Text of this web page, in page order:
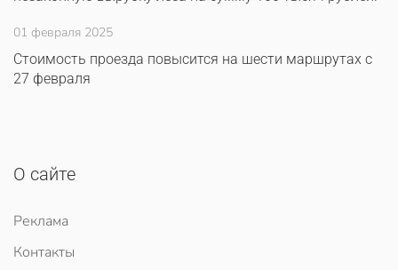
01 февраля 2025
Стоимость проезда повысится на шести маршрутах с
27 февраля
О сайте
Реклама
Контакты